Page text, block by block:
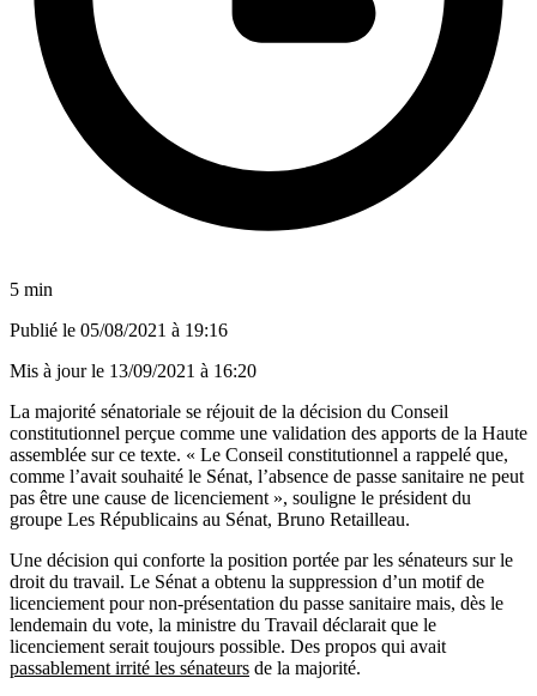
5 min
Publié le 05/08/2021 à 19:16
Mis à jour le 13/09/2021 à 16:20
La majorité sénatoriale se réjouit de la décision du Conseil
constitutionnel perçue comme une validation des apports de la Haute
assemblée sur ce texte. « Le Conseil constitutionnel a rappelé que,
comme l’avait souhaité le Sénat, l’absence de passe sanitaire ne peut
pas être une cause de licenciement », souligne le président du
groupe Les Républicains au Sénat, Bruno Retailleau.
Une décision qui conforte la position portée par les sénateurs sur le
droit du travail. Le Sénat a obtenu la suppression d’un motif de
licenciement pour non-présentation du passe sanitaire mais, dès le
lendemain du vote, la ministre du Travail déclarait que le
licenciement serait toujours possible. Des propos qui avait
passablement irrité les sénateurs de la majorité.